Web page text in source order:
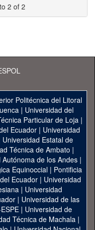
2 of 2
Politécnica del Litoral
| Universidad del
Particular de Loja|
Ecuador| Universidad
Universidad Estatal de
Técnica de Ambato |
de los Andes|
Equinoccial| Pontificia
Ecuador | Universidad
| Universidad
| Universidad de las
| Universidad de
Técnica de Machala|